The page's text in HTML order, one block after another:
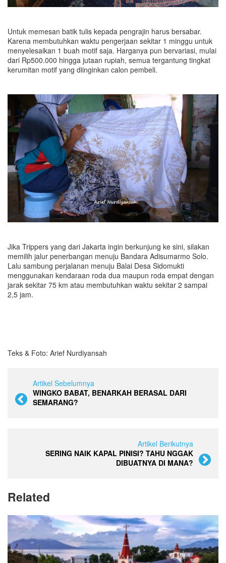
Untuk memesan batik tulis kepada pengrajin harus bersabar.
Karena membutuhkan waktu pengerjaan sekitar 1 minggu untuk
menyelesaikan 1 buah motif saja. Harganya pun bervariasi, mulai
dari Rp500.000 hingga jutaan rupiah, semua tergantung tingkat
kerumitan motif yang diinginkan calon pembeli.
Jika Trippers yang dari Jakarta ingin berkunjung ke sini, silakan
memilih jalur penerbangan menuju Bandara Adisumarmo Solo.
Lalu sambung perjalanan menuju Balai Desa Sidomukti
menggunakan kendaraan roda dua maupun roda empat dengan
jarak sekitar 75 km atau membutuhkan waktu sekitar 2 sampai
2,5 jam.
Teks & Foto: Arief Nurdiyansah
Artikel Sebelumnya
WINGKO BABAT, BENARKAH BERASAL DARI
SEMARANG?
Artikel Berikutnya
SERING NAIK KAPAL PINISI? TAHU NGGAK
DIBUATNYA DI MANA?
Related